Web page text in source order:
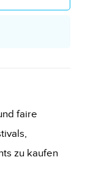
faire
zu kaufen